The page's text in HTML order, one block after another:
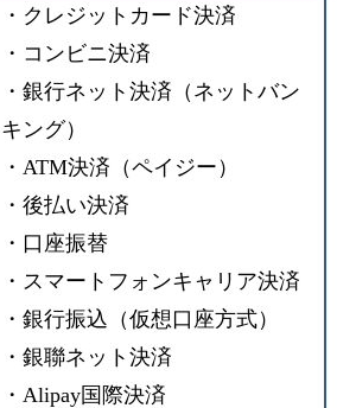
・クレジットカード決済
・コンビニ決済
・銀行ネット決済（ネットバン
キング）
・ATM決済（ペイジー）
・後払い決済
・口座振替
・スマートフォンキャリア決済
・銀行振込（仮想口座方式）
・銀聯ネット決済
・Alipay国際決済